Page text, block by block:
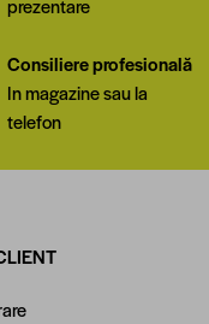
prezentare
Consiliere profesională
In magazine sau la
telefon